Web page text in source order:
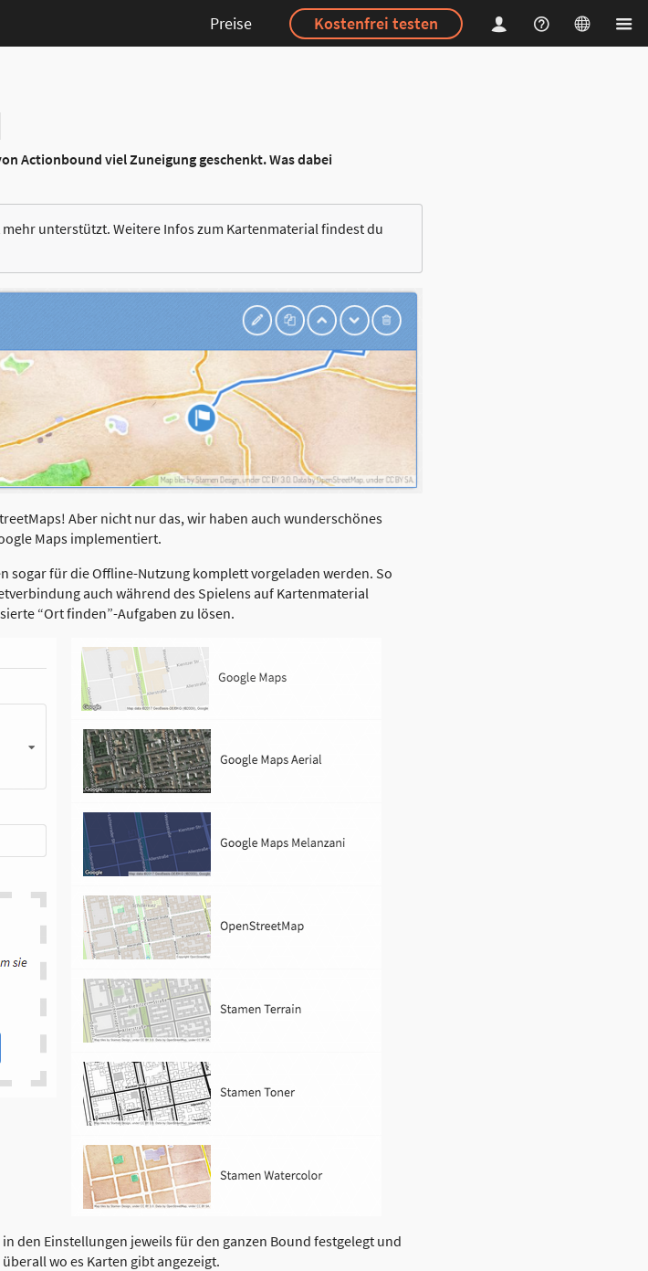
Preise Kostenfrei testen
Actionbound viel Zuneigung geschenkt. Was dabei
unterstützt. Weitere Infos zum Kartenmaterial findest du
Aber nicht nur das, wir haben auch wunderschönes
Maps implementiert.
sogar für die Offline-Nutzung komplett vorgeladen werden. So
auch während des Spielens auf Kartenmaterial
“Ort finden”-Aufgaben zu lösen.
den Einstellungen jeweils für den ganzen Bound festgelegt und
wo es Karten gibt angezeigt.